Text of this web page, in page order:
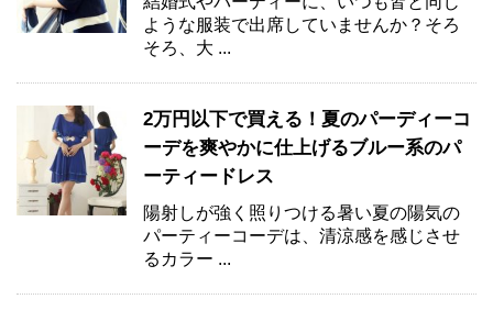
ような服装で出席していませんか？そろ
そろ、大 ...
2万円以下で買える！夏のパーディーコ
ーデを爽やかに仕上げるブルー系のパ
ーティードレス
陽射しが強く照りつける暑い夏の陽気の
パーティーコーデは、清涼感を感じさせ
るカラー ...